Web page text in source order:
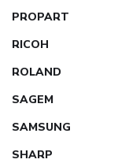
PROPART
RICOH
ROLAND
SAGEM
SAMSUNG
SHARP